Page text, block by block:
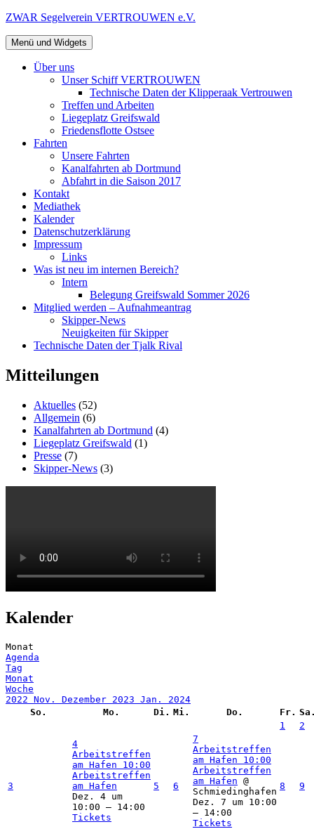
Zum
springen
ZWAR Segelverein VERTROUWEN e.V.
Menü und Widgets
Über uns
Unser Schiff VERTROUWEN
Technische Daten der Klipperaak Vertrouwen
Treffen und Arbeiten
Liegeplatz Greifswald
Friedensflotte Ostsee
Fahrten
Unsere Fahrten
Kanalfahrten ab Dortmund
Abfahrt in die Saison 2017
Kontakt
Mediathek
Kalender
Datenschutzerklärung
Impressum
Links
Was ist neu im internen Bereich?
Intern
Belegung Greifswald Sommer 2026
Mitglied werden – Aufnahmeantrag
Skipper-News
Neuigkeiten für Skipper
Technische Daten der Tjalk Rival
Mitteilungen
Aktuelles (52)
Allgemein (6)
Kanalfahrten ab Dortmund (4)
Liegeplatz Greifswald (1)
Presse (7)
Skipper-News (3)
Kalender
Monat
Agenda
Tag
Monat
Woche
2022 Nov. Dezember 2023 Jan. 2024
So.
Mo. Di. Mi. Do. Fr.
1
2
3
4
Arbeitstreffen
am Hafen 10:00
Arbeitstreffen
am Hafen
Dez. 4 um
10:00 – 14:00
Tickets
5 6
7
Arbeitstreffen
am Hafen 10:00
Arbeitstreffen
am Hafen @
Schmiedinghafen
Dez. 7 um 10:00
– 14:00
Tickets
8 9